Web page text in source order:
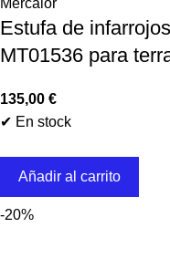
Estufa de
MT01536 para
135,00 €
✔ En stock
Añadir al carrito
-20%